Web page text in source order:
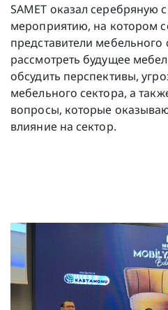
SAMET оказал серебряную
мероприятию, на котором
представители мебельного
рассмотреть будущее
обсудить перспективы,
мебельного сектора, а
вопросы, которые
влияние на сектор.